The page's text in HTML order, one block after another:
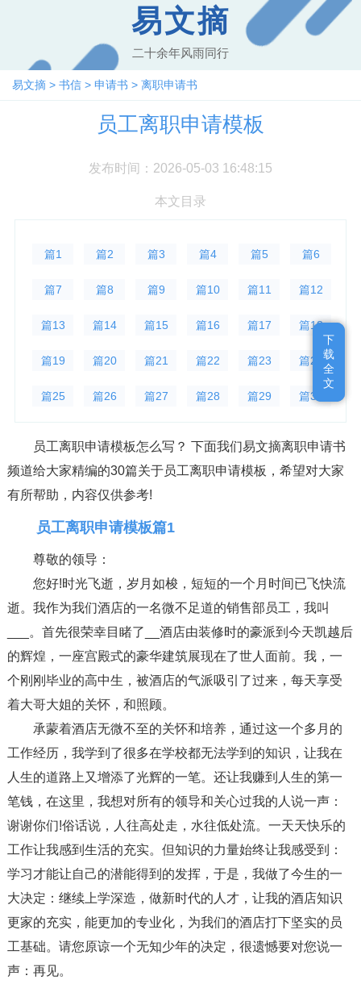
易文摘
二十余年风雨同行
易文摘 > 书信 > 申请书 > 离职申请书
员工离职申请模板
发布时间：2026-05-03 16:48:15
本文目录
篇1 篇2 篇3 篇4 篇5 篇6
篇7 篇8 篇9 篇10 篇11 篇12
篇13 篇14 篇15 篇16 篇17 篇18
篇19 篇20 篇21 篇22 篇23 篇24
篇25 篇26 篇27 篇28 篇29 篇30
员工离职申请模板怎么写？ 下面我们易文摘离职申请书
频道给大家精编的30篇关于员工离职申请模板，希望对大家
有所帮助，内容仅供参考!
员工离职申请模板篇1
尊敬的领导：
您好!时光飞逝，岁月如梭，短短的一个月时间已飞快流
逝。我作为我们酒店的一名微不足道的销售部员工，我叫
___。首先很荣幸目睹了__酒店由装修时的豪派到今天凯越后
的辉煌，一座宫殿式的豪华建筑展现在了世人面前。我，一
个刚刚毕业的高中生，被酒店的气派吸引了过来，每天享受
着大哥大姐的关怀，和照顾。
承蒙着酒店无微不至的关怀和培养，通过这一个多月的
工作经历，我学到了很多在学校都无法学到的知识，让我在
人生的道路上又增添了光辉的一笔。还让我赚到人生的第一
笔钱，在这里，我想对所有的领导和关心过我的人说一声：
谢谢你们!俗话说，人往高处走，水往低处流。一天天快乐的
工作让我感到生活的充实。但知识的力量始终让我感受到：
学习才能让自己的潜能得到的发挥，于是，我做了今生的一
大决定：继续上学深造，做新时代的人才，让我的酒店知识
更家的充实，能更加的专业化，为我们的酒店打下坚实的员
工基础。请您原谅一个无知少年的决定，很遗憾要对您说一
声：再见。
下
载
全
文
下
载
全
文